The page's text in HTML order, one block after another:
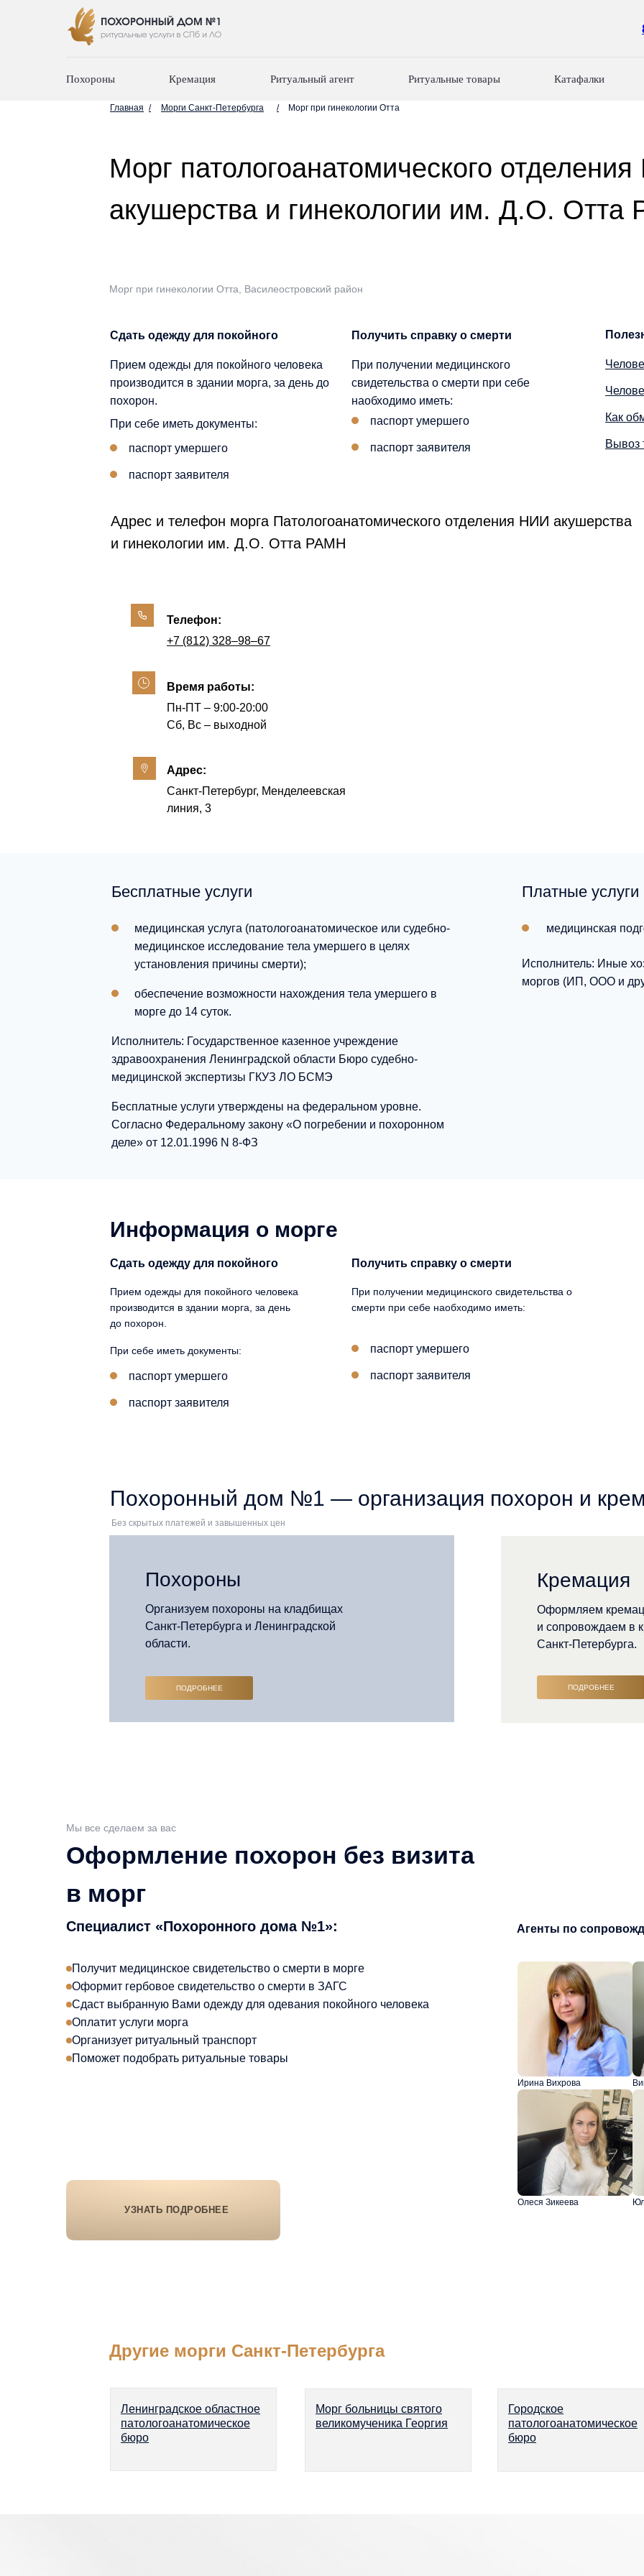
Похороны Кремация Ритуальный агент Ритуальные товары Катафалки
Главная / Морги Санкт-Петербурга / Морг при гинекологии Отта
Морг патологоанатомического
акушерства и гинекологии им. Д.О. Отта
Морг при гинекологии Отта, Василеостровский район
Получить справку о смерти
При получении медицинского
свидетельства о смерти при себе
наобходимо иметь:
паспорт умершего
паспорт заявителя
Сдать одежду для покойного
Прием одежды для покойного человека
производится в здании морга, за день до
похорон.
При себе иметь документы:
паспорт умершего
паспорт заявителя
Как
Вывоз
Адрес и телефон морга Патологоанатомического отделения НИИ акушерства
и гинекологии им. Д.О. Отта РАМН
Телефон:
+7 (812) 328‒98‒67
Время работы:
Пн-ПТ – 9:00-20:00
Сб, Вс – выходной
Адрес:
Санкт-Петербург, Менделеевская
линия, 3
обеспечение возможности нахождения тела умершего в
морге до 14 суток.
медицинская
медицинская услуга (патологоанатомическое или судебно-
медицинское исследование тела умершего в целях
установления причины смерти);
Бесплатные услуги Платные услуги
Исполнитель: Государственное казенное учреждение
здравоохранения Ленинградской области Бюро судебно-
медицинской экспертизы ГКУЗ ЛО БСМЭ
Бесплатные услуги утверждены на федеральном уровне.
Согласно Федеральному закону «О погребении и похоронном
деле» от 12.01.1996 N 8-ФЗ
Исполнитель: Иные
моргов (ИП, ООО и
Информация о морге
Получить справку о смерти
При получении медицинского свидетельства о
смерти при себе наобходимо иметь:
паспорт умершего
паспорт заявителя
Сдать одежду для покойного
Прием одежды для покойного человека
производится в здании морга, за день
до похорон.
При себе иметь документы:
паспорт умершего
паспорт заявителя
Похоронный дом №1 — организация похорон и
Без скрытых платежей и завышенных цен
Кремация
Организуем похороны на кладбищах
Санкт-Петербурга и Ленинградской
области.
Похороны
ПОДРОБНЕЕ
ПОДРОБНЕЕ
Оформляем
и сопровождаем в
Санкт-Петербурга.
УЗНАТЬ ПОДРОБНЕЕ
Специалист «Похоронного дома №1»:
Мы все сделаем за вас
Оформление похорон без визита
в морг
Агенты по
Получит медицинское свидетельство о смерти в морге
Оформит гербовое свидетельство о смерти в ЗАГС
Сдаст выбранную Вами одежду для одевания покойного человека
Оплатит услуги морга
Организует ритуальный транспорт
Поможет подобрать ритуальные товары
Ирина Вихрова
Олеся Зикеева
Другие морги Санкт-Петербурга
Ленинградское областное
патологоанатомическое
бюро
Морг больницы святого
великомученика Георгия
Городское
патологоанатомическое
бюро